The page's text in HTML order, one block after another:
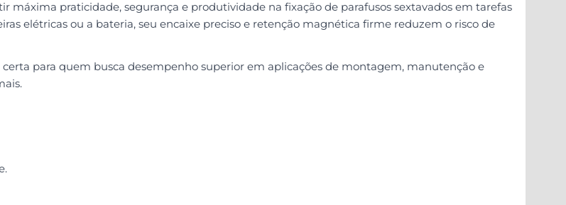
máxima praticidade, segurança e produtividade na fixação de parafusos sextavados em tarefas
elétricas ou a bateria, seu encaixe preciso e retenção magnética firme reduzem o risco de
para quem busca desempenho superior em aplicações de montagem, manutenção e